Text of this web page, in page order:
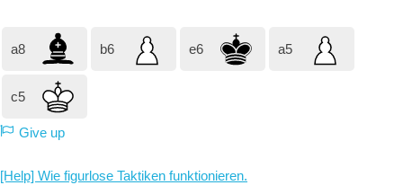
a8 b6 e6 a5
c5
Give up
[Help] Wie figurlose Taktiken funktionieren.